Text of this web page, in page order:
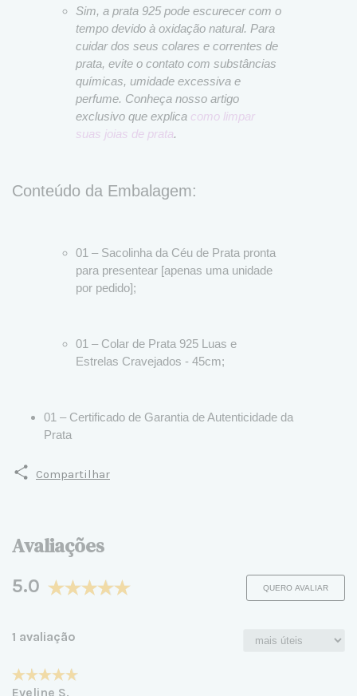
Sim, a prata 925 pode escurecer com o
tempo devido à oxidação natural. Para
cuidar dos seus colares e correntes de
prata, evite o contato com substâncias
químicas, umidade excessiva e
perfume. Conheça nosso artigo
exclusivo que explica como limpar
suas joias de prata.
Conteúdo da Embalagem:
01 – Sacolinha da Céu de Prata pronta
para presentear [apenas uma unidade
por pedido];
01 – Colar de Prata 925 Luas e
Estrelas Cravejados - 45cm;
01 – Certificado de Garantia de Autenticidade da
Prata
Compartilhar
Avaliações
5.0 QUERO AVALIAR
1 avaliação
Eveline S.